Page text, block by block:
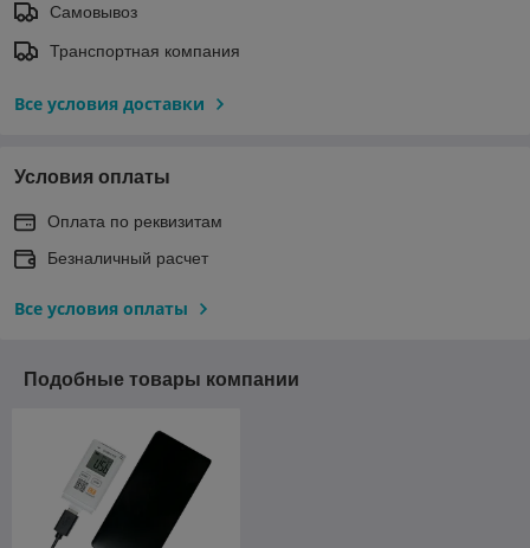
Самовывоз
Транспортная компания
Все условия доставки
Условия оплаты
Оплата по реквизитам
Безналичный расчет
Все условия оплаты
Подобные товары компании